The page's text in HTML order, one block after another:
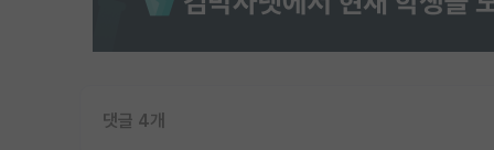
댓글 4개